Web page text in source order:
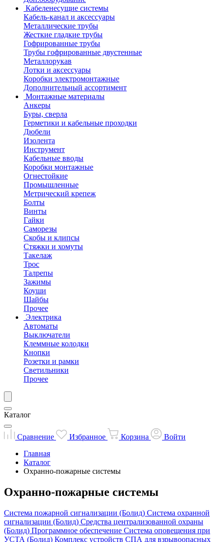
Кабеленесущие системы
Кабель-канал и аксессуары
Металлические трубы
Жесткие гладкие трубы
Гофрированные трубы
Трубы гофрированные двустенные
Металлорукав
Лотки и аксессуары
Коробки электромонтажные
Дополнительный ассортимент
Монтажные материалы
Анкеры
Буры, сверла
Герметики и кабельные проходки
Дюбели
Изолента
Инструмент
Кабельные вводы
Коробки монтажные
Огнестойкие
Промышленные
Метрический крепеж
Болты
Винты
Гайки
Саморезы
Скобы и клипсы
Стяжки и хомуты
Такелаж
Трос
Талрепы
Зажимы
Коуши
Шайбы
Прочее
Электрика
Автоматы
Выключатели
Клеммные колодки
Кнопки
Розетки и рамки
Светильники
Прочее
Каталог
Сравнение Избранное Корзина
Войти
Главная
Каталог
Охранно-пожарные системы
Охранно-пожарные системы
Система пожарной сигнализации (Болид) Система охранной
сигнализации (Болид) Средства централизованной охраны
(Болид) Программное обеспечение Система оповещения при
УСТА (Болид) Комплекс устройств СПА для взрывоопасных